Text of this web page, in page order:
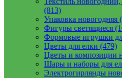
(813)
Упаковка новогодняя
Фигуры светящиеся
Формовые игрушки
Цветы для елки (479)
Цветы и композиции
Шары и наборы для
Электрогирлянды